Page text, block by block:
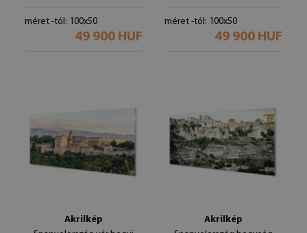
méret -tól: 100x50
49 900 HUF
méret -tól: 100x50
49 900 HUF
Akrilkép
Akrilkép